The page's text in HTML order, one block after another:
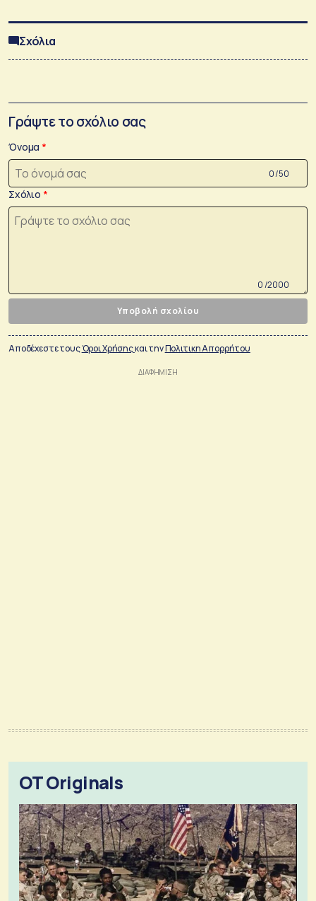
Σχόλια
Γράψτε το σχόλιο σας
Όνομα
0 /50
Σχόλιο
0 /2000
Υποβολή σχολίου
Αποδέχεστε τουςΌροι Χρήσηςκαι τηνΠολιτικη Απορρήτου
OT Originals